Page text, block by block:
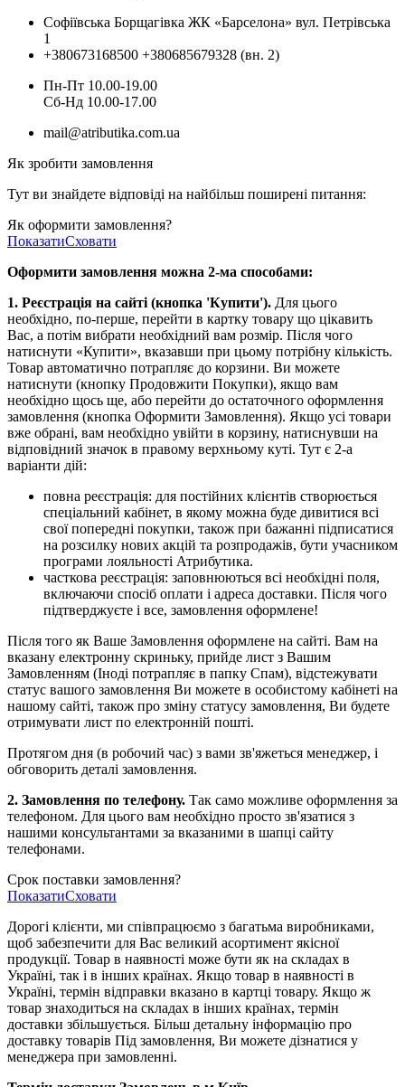
Софіївська Борщагівка ЖК «Барселона» вул. Петрівська
1
+380673168500 +380685679328 (вн. 2)
Пн-Пт 10.00-19.00
Cб-Нд 10.00-17.00
mail@atributika.com.ua
Як зробити замовлення
Тут ви знайдете відповіді на найбільш поширені питання:
Як оформити замовлення?
ПоказатиСховати
Оформити замовлення можна 2-ма способами:
1. Реєстрація на сайті (кнопка 'Купити'). Для цього
необхідно, по-перше, перейти в картку товару що цікавить
Вас, а потім вибрати необхідний вам розмір. Після чого
натиснути «Купити», вказавши при цьому потрібну кількість.
Товар автоматично потрапляє до корзини. Ви можете
натиснути (кнопку Продовжити Покупки), якщо вам
необхідно щось ще, або перейти до остаточного оформлення
замовлення (кнопка Оформити Замовлення). Якщо усі товари
вже обрані, вам необхідно увійти в корзину, натиснувши на
відповідний значок в правому верхньому куті. Тут є 2-а
варіанти дій:
повна реєстрація: для постійних клієнтів створюється
спеціальний кабінет, в якому можна буде дивитися всі
свої попередні покупки, також при бажанні підписатися
на розсилку нових акцій та розпродажів, бути учасником
програми лояльності Атрибутика.
часткова реєстрація: заповнюються всі необхідні поля,
включаючи спосіб оплати і адреса доставки. Після чого
підтверджуєте і все, замовлення оформлене!
Після того як Ваше Замовлення оформлене на сайті. Вам на
вказану електронну скриньку, прийде лист з Вашим
Замовленням (Іноді потрапляє в папку Спам), відстежувати
статус вашого замовлення Ви можете в особистому кабінеті на
нашому сайті, також про зміну статусу замовлення, Ви будете
отримувати лист по електронній пошті.
Протягом дня (в робочий час) з вами зв'яжеться менеджер, і
обговорить деталі замовлення.
2. Замовлення по телефону. Так само можливе оформлення за
телефоном. Для цього вам необхідно просто зв'язатися з
нашими консультантами за вказаними в шапці сайту
телефонами.
Срок поставки замовлення?
ПоказатиСховати
Дорогі клієнти, ми співпрацюємо з багатьма виробниками,
щоб забезпечити для Вас великий асортимент якісної
продукції. Товар в наявності може бути як на складах в
Україні, так і в інших країнах. Якщо товар в наявності в
Україні, термін відправки вказано в картці товару. Якщо ж
товар знаходиться на складах в інших країнах, термін
доставки збільшується. Більш детальну інформацію про
доставку товарів Під замовлення, Ви можете дізнатися у
менеджера при замовленні.